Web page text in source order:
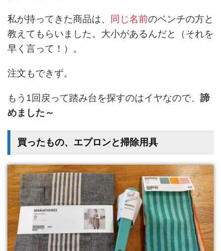
私が持ってきた商品は、 同じ名前のベンチの方と
教えてもらいました。大小があるんだと（それを
早く言って！）。
注文もできず。
もう1回戻って踏み台を探すのはイヤなので、 諦
めました～
買ったもの、エプロンと掃除用具